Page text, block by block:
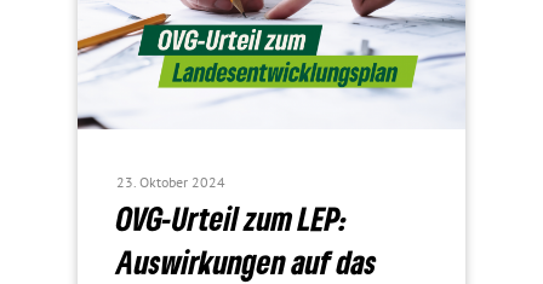
23. Oktober 2024
OVG-Urteil zum LEP:
Auswir­kungen auf das